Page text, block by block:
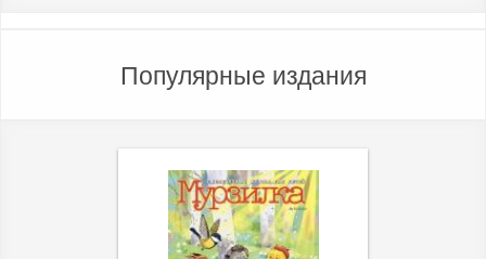
Популярные издания